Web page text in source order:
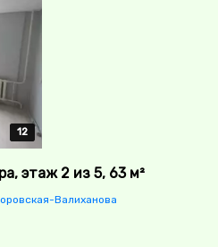
12
12
12
12
12
этаж 2 из 5, 63 м²
Валиханова